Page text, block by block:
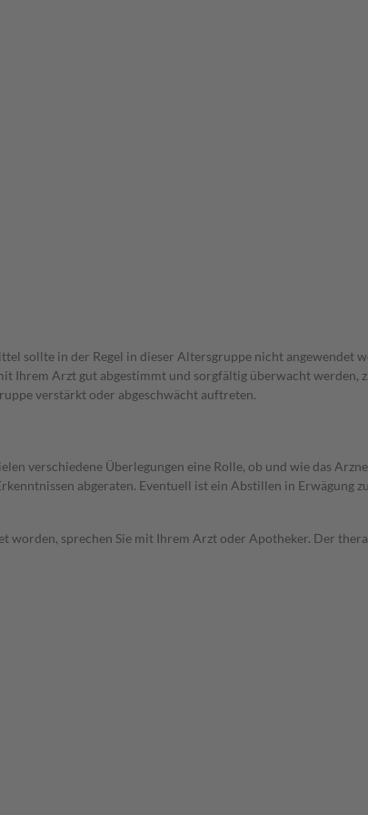
sollte in der Regel in dieser Altersgruppe nicht angewendet
Ihrem Arzt gut abgestimmt und sorgfältig überwacht
verstärkt oder abgeschwächt auftreten.
verschiedene Überlegungen eine Rolle, ob und wie das
abgeraten. Eventuell ist ein Abstillen in Erwägung
sprechen Sie mit Ihrem Arzt oder Apotheker. Der